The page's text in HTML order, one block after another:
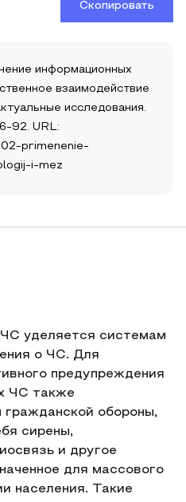
Скопировать
информационных
взаимодействие
исследования.
92. URL:
primenenie-
i-mez
уделяется системам
о ЧС. Для
предупреждения
ЧС также
обороны,
сирены,
и другое
для массового
населения. Такие